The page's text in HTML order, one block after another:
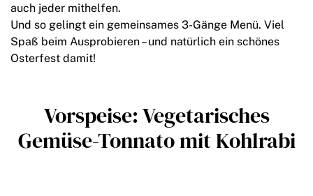
auch jeder mithelfen.
Und so gelingt ein gemeinsames 3-Gänge Menü. Viel
Spaß beim Ausprobieren – und natürlich ein schönes
Osterfest damit!
Vorspeise: Vegetarisches
Gemüse-Tonnato mit Kohlrabi